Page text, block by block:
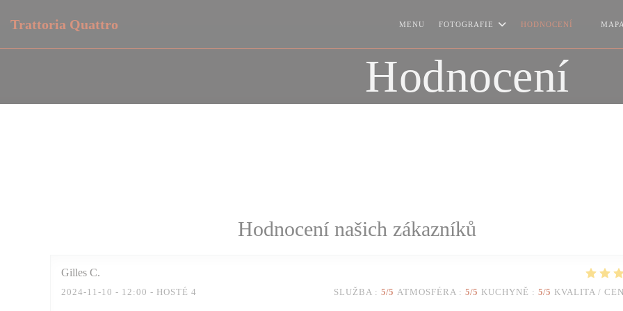
Trattoria Quattro MENU FOTOGRAFIE
HODNOCENÍ
Hodnocení
Hodnocení našich zákazníků
Gilles C
2024-11-10 - 12:00 - HOSTÉ 4 SLUŽBA : 5/5 ATMOSFÉRA : 5/5 KUCHYNĚ : 5/5 KVALITA /